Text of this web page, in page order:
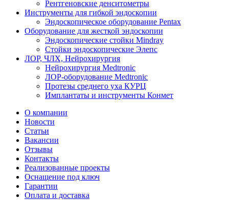
Рентгеновские денситометры
Инструменты для гибкой эндоскопии
Эндоскопическое оборудование Pentax
Оборудование для жесткой эндоскопии
Эндоскопические стойки Mindray
Стойки эндоскопические Элепс
ЛОР, ЧЛХ, Нейрохирургия
Нейрохирургия Medtronic
ЛОР-оборудование Medtronic
Протезы среднего уха КУРЦ
Имплантаты и инструменты Конмет
О компании
Новости
Статьи
Вакансии
Отзывы
Контакты
Реализованные проекты
Оснащение под ключ
Гарантии
Оплата и доставка